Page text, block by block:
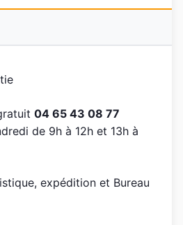
04 65 43 08 77
de 9h à 12h et 13h à
expédition et Bureau